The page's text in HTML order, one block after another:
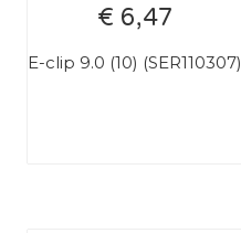
€ 6,47
E-clip 9.0 (10) (SER110307)